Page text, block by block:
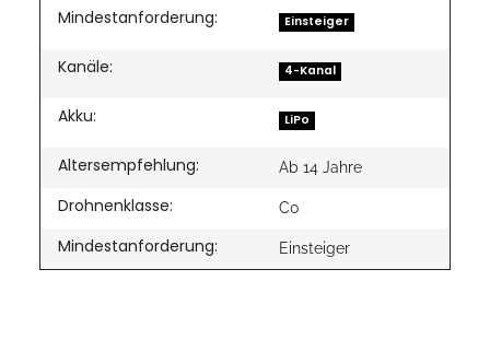
Mindestanforderung: Einsteiger
Kanäle: 4-Kanal
Akku: LiPo
Altersempfehlung: Ab 14 Jahre
Drohnenklasse: C0
Mindestanforderung: Einsteiger